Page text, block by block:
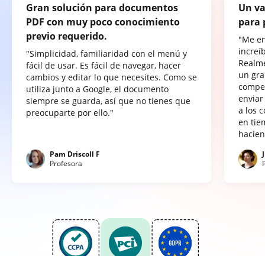
Gran solución para documentos
PDF con muy poco conocimiento
previo requerido.
"Simplicidad, familiaridad con el menú y
fácil de usar. Es fácil de navegar, hacer
cambios y editar lo que necesites. Como se
utiliza junto a Google, el documento
siempre se guarda, así que no tienes que
preocuparte por ello."
Pam Driscoll F
Profesora
Un
para
"Me
un
a los
en